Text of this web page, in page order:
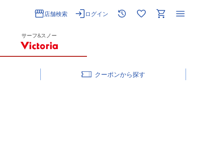
店舗検索 ログイン
サーフ&スノー
クーポン